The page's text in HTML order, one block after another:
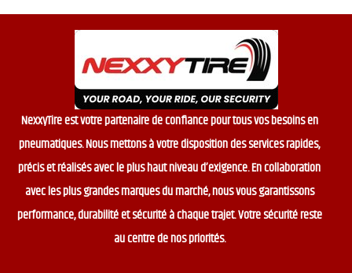
NexxyTire est votre partenaire de confiance pour tous vos besoins en
pneumatiques. Nous mettons à votre disposition des services rapides,
précis et réalisés avec le plus haut niveau d’exigence. En collaboration
avec les plus grandes marques du marché, nous vous garantissons
performance, durabilité et sécurité à chaque trajet. Votre sécurité reste
au centre de nos priorités.